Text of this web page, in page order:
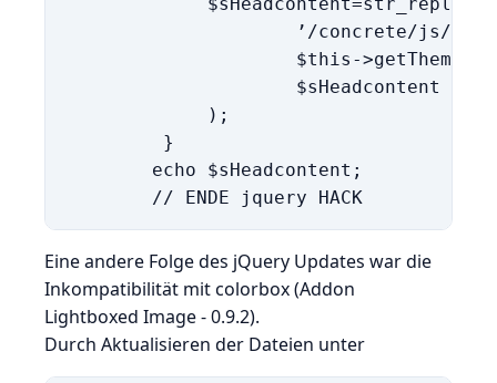
’/concrete/js/jquery.js’, // or
$this->getThemePath() .
$sHeadcontent
);
}
echo $sHeadcontent;
Eine andere Folge des jQuery Updates war die
Inkompatibilität mit colorbox (Addon
Lightboxed Image - 0.9.2).
Durch Aktualisieren der Dateien unter